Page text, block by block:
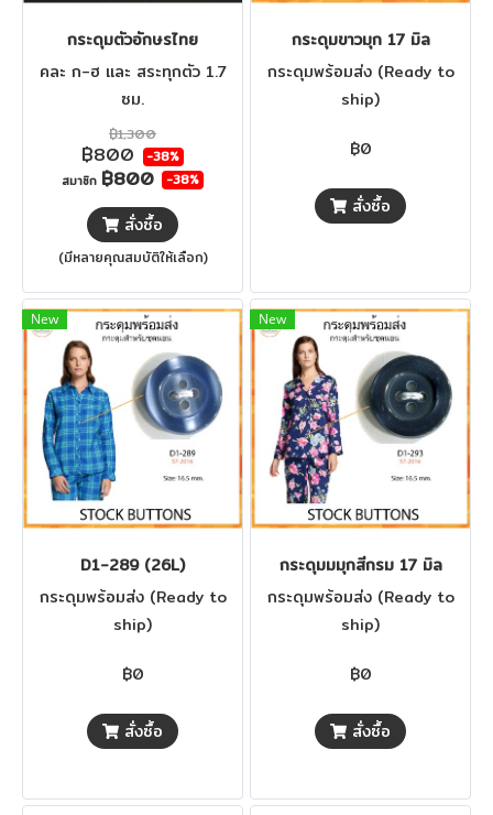
กระดุมตัวอักษรไทย
คละ ก-ฮ และ สระทุกตัว 1.7
ซม.
฿1,300
฿800 -38%
สมาชิก ฿800 -38%
สั่งซื้อ
(มีหลายคุณสมบัติให้เลือก)
กระดุมขาวมุก 17 มิล
กระดุมพร้อมส่ง (Ready to
ship)
฿0
สั่งซื้อ
New
D1-289 (26L)
กระดุมพร้อมส่ง (Ready to
ship)
฿0
สั่งซื้อ
New
กระดุมมมุกสีกรม 17 มิล
กระดุมพร้อมส่ง (Ready to
ship)
฿0
สั่งซื้อ